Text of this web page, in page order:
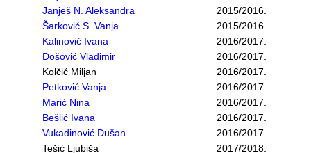
Janješ N. Aleksandra
2015/2016.
Šarković S. Vanja
2015/2016.
Kalinović Ivana
2016/2017.
Đošović Vladimir
2016/2017.
Kolčić Miljan
2016/2017.
Petković Vanja
2016/2017.
Marić Nina
2016/2017.
Bešlić Ivana
2016/2017.
Vukadinović Dušan
2016/2017.
Tešić Ljubiša
2017/2018.